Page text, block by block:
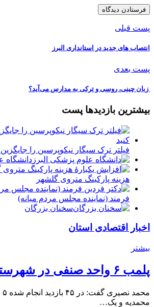
پست قبلی
انتصاب های جدید در استانداری البرز
پست بعدی
️ زبان چینی، روسی و ترکی به مدارس می‌آید؟
بیشترین بازدیدها پست
فیلتر ترک سیگار نیکوپرسین را
دانشگاه
هزینه پارکینگ متروی گلشهر
فرمند (نماينده مجلس مردم میانه)
سخنان بزرگان
اخبار اقتصادی استان
بیشتر
پلمب ۶ واحد صنفی در شهرستان البرز
محمدیه و یک…